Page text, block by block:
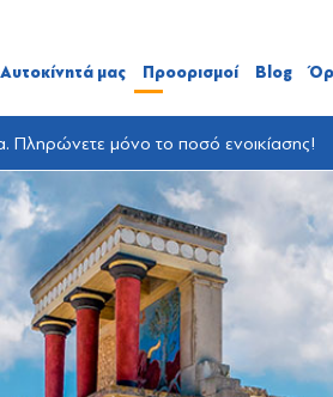
μας Προορισμοί Blog
Πληρώνετε μόνο το ποσό ενοικίασης!